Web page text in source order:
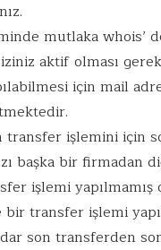
mutlaka whois’
aktif olması
için mail
transfer işlemini için
başka bir firmadan
işlemi yapılmamış
transfer işlemi
son transferden